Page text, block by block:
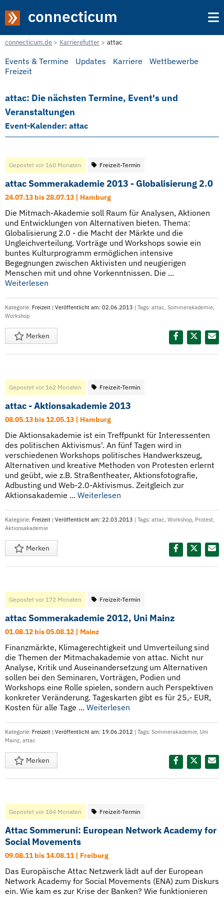
connecticum
connecticum.de Karrierefutter attac
Events & Termine Updates Karriere
Wettbewerbe
Freizeit
attac: Die nächsten Termine, Event's und
Veranstaltungen
Event-Kalender: attac
Gepostet vor 160 Monaten Freizeit-Termin
attac Sommerakademie 2013 - Globalisierung 2.0
24.07.13 bis 28.07.13 | Hamburg
Die Mitmach-Akademie soll Raum für Analysen, Aktionen
und Entwicklungen von Alternativen bieten. Thema:
Globalisierung 2.0 - die Macht der Märkte und die
Ungleichverteilung. Vorträge und Workshops sowie ein
buntes Kulturprogramm ermöglichen intensive
Begegnungen zwischen Aktivisten und neugierigen
Menschen mit und ohne Vorkenntnissen. Die ...
Weiterlesen
Kategorie: Freizeit | Veröffentlicht am: 02.06.2013 | Tags: attac, Sommerakademie,
Workshop
Merken
Gepostet vor 162 Monaten Freizeit-Termin
attac - Aktionsakademie 2013
08.05.13 bis 12.05.13 | Hamburg
Die Aktionsakademie ist ein Treffpunkt für Interessenten
des politischen Aktivismus'. An fünf Tagen wird in
verschiedenen Workshops politisches Handwerkszeug,
Alternativen und kreative Methoden von Protesten erlernt
und geübt, wie z.B. Straßentheater, Aktionsfotografie,
Adbusting und Web-2.0-Aktivismus. Zeitgleich zur
Aktionsakademie ... Weiterlesen
Kategorie: Freizeit | Veröffentlicht am: 22.03.2013 | Tags: attac, Workshop, Protest,
Aktionsakademie
Merken
Gepostet vor 172 Monaten Freizeit-Termin
attac Sommerakademie 2012, Uni Mainz
01.08.12 bis 05.08.12 | Mainz
Finanzmärkte, Klimagerechtigkeit und Umverteilung sind
die Themen der Mitmachakademie von attac. Nicht nur
Analyse, Kritik und Auseinandersetzung um Alternativen
sollen bei den Seminaren, Vorträgen, Podien und
Workshops eine Rolle spielen, sondern auch Perspektiven
konkreter Veränderung. Tageskarten gibt es für 25,- EUR,
Kosten für alle Tage ... Weiterlesen
Kategorie: Freizeit | Veröffentlicht am: 19.06.2012 | Tags: Sommerakademie, Uni
Mainz, attac
Merken
Gepostet vor 184 Monaten Freizeit-Termin
Attac Sommeruni: European Network Academy for
Social Movements
09.08.11 bis 14.08.11 | Freiburg
Das Europäische Attac Netzwerk lädt auf der European
Network Academy for Social Movements (ENA) zum Diskurs
ein. Wie kam es zur Krise der Banken? Wie funktionieren